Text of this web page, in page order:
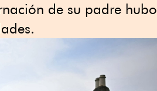
de su padre hubo